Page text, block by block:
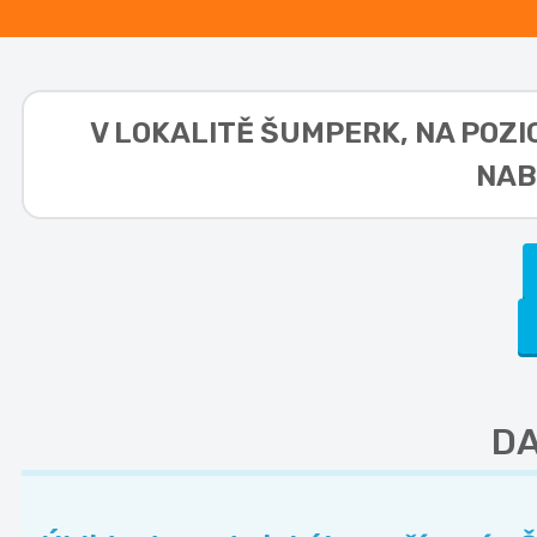
V LOKALITĚ ŠUMPERK, NA